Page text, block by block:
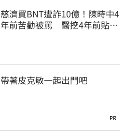
慈濟買BNT遭詐10億！陳時中4
年前苦勸被罵 醫挖4年前貼
帶著皮克敏一起出門吧
PR